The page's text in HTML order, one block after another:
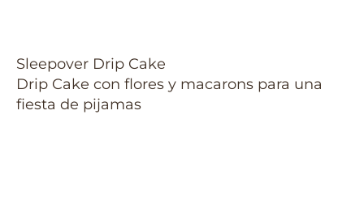
Sleepover Drip Cake
Drip Cake con flores y macarons para una
fiesta de pijamas